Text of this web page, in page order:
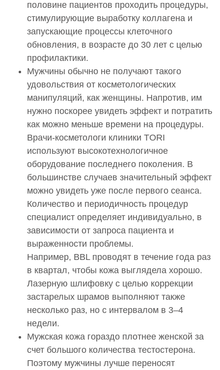
ткани Биохайлюкс ( Biohyalux) Mevita С
(биорепарация после повреждающих процедур)
20 500 руб.
Накожное применение лекарственных препаратов
Биохайлюкс РЕДЖУВЕН ( Biohyalux Rejuven)
25 500 руб.
Накожное применение лекарственных препаратов
Биохайлюкс ( Biohyalux) Rejuven + Мевита (Mevita)
36 500 руб.
Вискодерм (Viscoderm)
0001124
Введение искусственных имплантатов в мягкие
ткани Вискодерм (Viscoderm) 0,8%
22 000 руб.
0001125
Введение искусственных имплантатов в мягкие
ткани Вискодерм (Viscoderm) 1,6%
24 000 руб.
0001126
Введение искусственных имплантатов в мягкие
ткани. Вискодерм Скинко (Viscoderm Skinko)
19 000 руб.
0001127
Введение искусственных имплантатов в мягкие
половине пациентов проходить процедуры,
стимулирующие выработку коллагена и
запускающие процессы клеточного
обновления, в возрасте до 30 лет с целью
профилактики.
Мужчины обычно не получают такого
удовольствия от косметологических
манипуляций, как женщины. Напротив, им
нужно поскорее увидеть эффект и потратить
как можно меньше времени на процедуры.
Врачи-косметологи клиники TORI
используют высокотехнологичное
оборудование последнего поколения. В
большинстве случаев значительный эффект
можно увидеть уже после первого сеанса.
Количество и периодичность процедур
специалист определяет индивидуально, в
зависимости от запроса пациента и
выраженности проблемы.
Например, BBL проводят в течение года раз
в квартал, чтобы кожа выглядела хорошо.
Лазерную шлифовку с целью коррекции
застарелых шрамов выполняют также
несколько раз, но с интервалом в 3–4
недели.
Мужская кожа гораздо плотнее женской за
счет большого количества тестостерона.
Поэтому мужчины лучше переносят